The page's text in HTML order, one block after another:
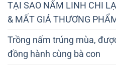
TẠI SAO NẤM LINH CHI
& MẤT GIÁ THƯƠNG
Trồng nấm trúng mùa,
đồng hành cùng bà con